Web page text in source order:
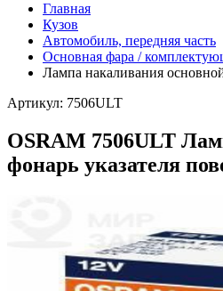
Главная
Кузов
Автомобиль, передняя часть
Основная фара /
Лампа накаливания
Артикул: 7506ULT
OSRAM 7506ULT
фонарь указателя